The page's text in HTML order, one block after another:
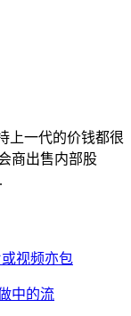
上一代的价钱都很
商出售内部股
视频亦包
中的流